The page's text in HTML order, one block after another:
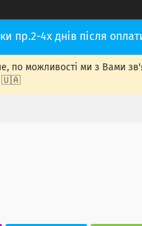
пр.2-4х днів після
можливості ми з Вами
🇺🇦